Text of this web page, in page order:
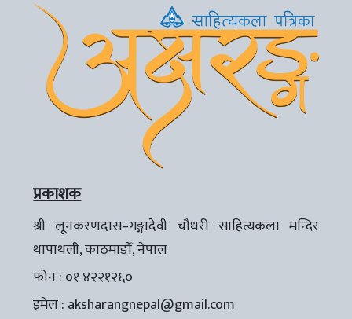
प्रकाशक
श्री लूनकरणदास–गङ्गादेवी चौधरी साहित्यकला मन्दिर
थापाथली, काठमाडौँ, नेपाल
फोन : ०१ ४२२१२६०
इमेल : aksharangnepal@gmail.com